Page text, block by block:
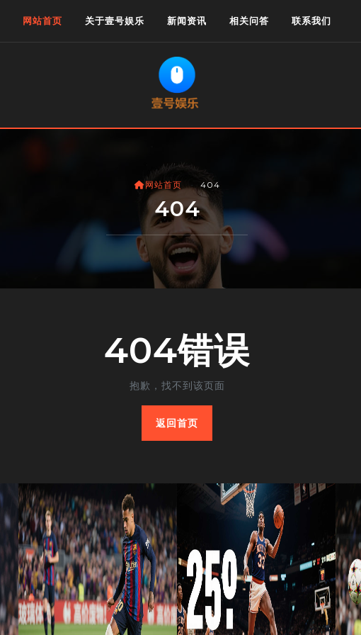
网站首页 关于壹号娱乐 新闻资讯 相关问答 联系我们
网站首页 404
404
404错误
抱歉，找不到该页面
返回首页